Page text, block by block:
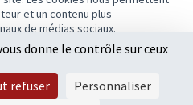
et un contenu plus
de médias sociaux.
accepter
les cookies essentiels
Licence
(Lien
donne le contrôle sur ceux
refuser
Personnaliser